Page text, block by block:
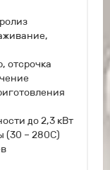
отсрочка
до 2,3 кВт
(30 – 280С)